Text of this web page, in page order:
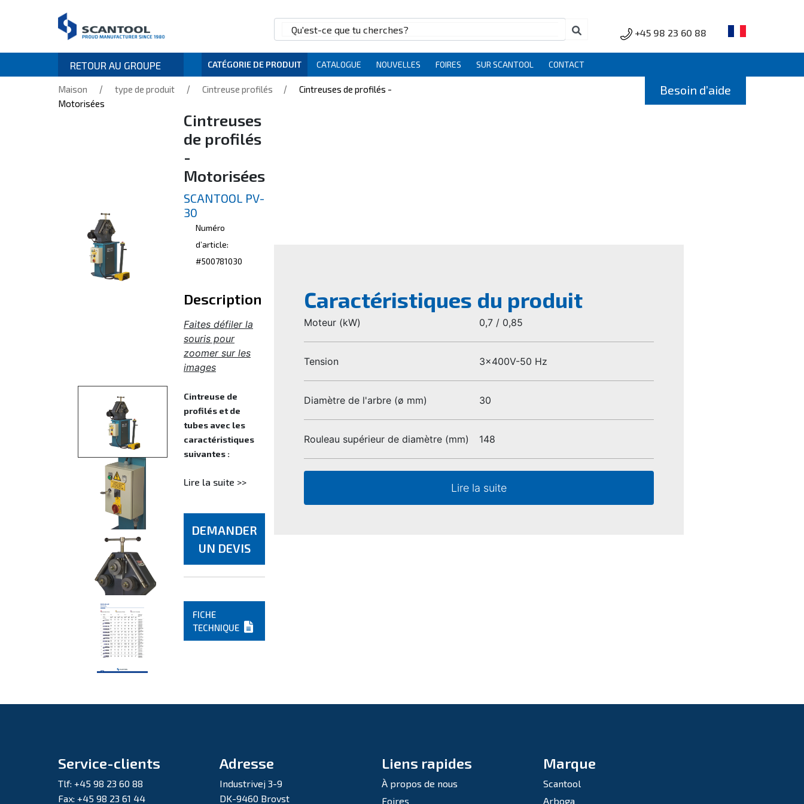
+45 98 23 60 88
RETOUR AU GROUPE CATÉGORIE DE PRODUIT CATALOGUE NOUVELLES FOIRES SUR SCANTOOL CONTACT
Maison / type de produit / Cintreuse profilés /
Cintreuses de profilés -
Motorisées
Besoin d’aide
Cintreuses
de profilés
-
Motorisées
SCANTOOL PV-
30
Numéro
d’article:
#500781030
Description
Faites défiler la
souris pour
zoomer sur les
images
Cintreuse de
profilés et de
tubes avec les
caractéristiques
suivantes :
Lire la suite >>
DEMANDER
UN DEVIS
FICHE
TECHNIQUE
Caractéristiques du produit
Moteur (kW) 0,7 / 0,85
Tension 3x400V-50 Hz
Diamètre de l'arbre (ø mm) 30
Rouleau supérieur de diamètre (mm) 148
Lire la suite
Service-clients
Tlf: +45 98 23 60 88
Fax: +45 98 23 61 44
Adresse
Industrivej 3-9
DK-9460 Brovst
Liens rapides
À propos de nous
Foires
Marque
Scantool
Arboga